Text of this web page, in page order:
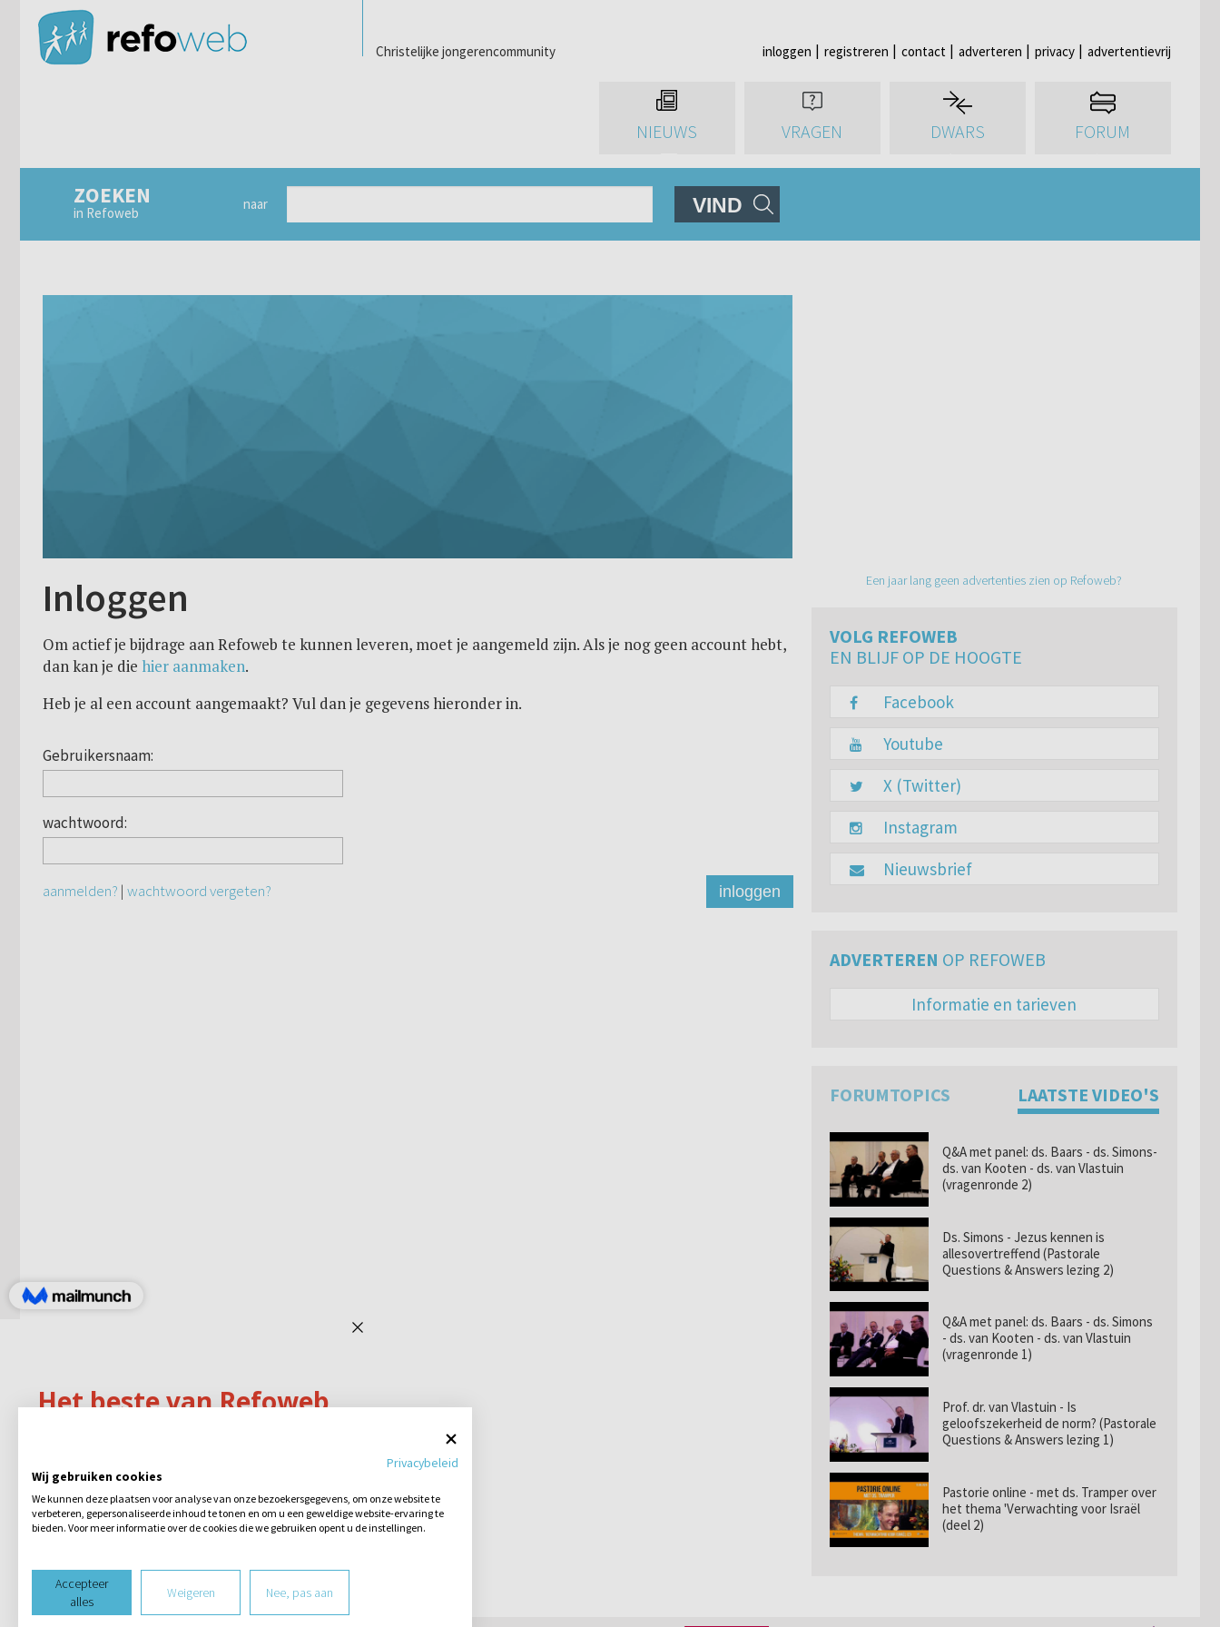
Christelijke jongerencommunity inloggen registreren contact adverteren privacy advertentievrij
NIEUWS VRAGEN DWARS FORUM
ZOEKEN
in Refoweb
naar VIND
Inloggen
Om actief je bijdrage aan Refoweb te kunnen leveren, moet je aangemeld zijn. Als je nog geen account hebt,
dan kan je die hier aanmaken.
Heb je al een account aangemaakt? Vul dan je gegevens hieronder in.
Gebruikersnaam:
wachtwoord:
aanmelden? | wachtwoord vergeten? inloggen
Een jaar lang geen advertenties zien op Refoweb?
VOLG REFOWEB
EN BLIJF OP DE HOOGTE
Facebook
Youtube
X (Twitter)
Instagram
Nieuwsbrief
ADVERTEREN OP REFOWEB
Informatie en tarieven
FORUMTOPICS LAATSTE VIDEO'S
Q&A met panel: ds. Baars - ds. Simons-
ds. van Kooten - ds. van Vlastuin
(vragenronde 2)
Ds. Simons - Jezus kennen is
allesovertreffend (Pastorale
Questions & Answers lezing 2)
Q&A met panel: ds. Baars - ds. Simons
- ds. van Kooten - ds. van Vlastuin
(vragenronde 1)
Prof. dr. van Vlastuin - Is
geloofszekerheid de norm? (Pastorale
Questions & Answers lezing 1)
Pastorie online - met ds. Tramper over
het thema 'Verwachting voor Israël
(deel 2)
Privacybeleid
Wij gebruiken cookies
We kunnen deze plaatsen voor analyse van onze bezoekersgegevens, om onze website te
verbeteren, gepersonaliseerde inhoud te tonen en om u een geweldige website-ervaring te
bieden. Voor meer informatie over de cookies die we gebruiken opent u de instellingen.
Accepteer
alles
Weigeren Nee, pas aan